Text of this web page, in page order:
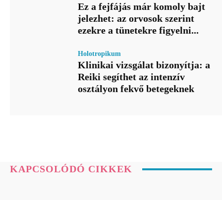
Ez a fejfájás már komoly bajt
jelezhet: az orvosok szerint
ezekre a tünetekre figyelni...
Holotropikum
Klinikai vizsgálat bizonyítja: a
Reiki segíthet az intenzív
osztályon fekvő betegeknek
KAPCSOLÓDÓ CIKKEK